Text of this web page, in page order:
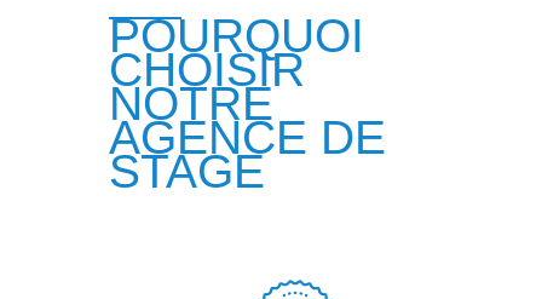
POURQUOI
CHOISIR
NOTRE
AGENCE DE
STAGE